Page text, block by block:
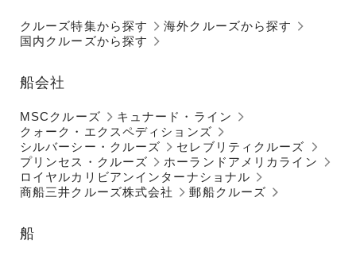
クルーズ特集から探す
国内クルーズから探す
海外クルーズから探す
船会社
MSCクルーズ
キュナード・ライン
クォーク・エクスペディションズ
シルバーシー・クルーズ
セレブリティクルーズ
プリンセス・クルーズ
ホーランドアメリカライン
ロイヤルカリビアンインターナショナル
商船三井クルーズ株式会社
郵船クルーズ
船